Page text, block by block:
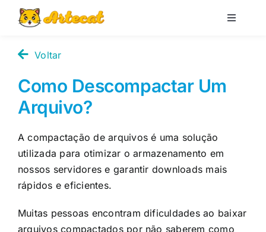
Pular
para
conteúdo
Toggle
Loja
Blog
Carrinho
por:
Voltar
Como Descompactar Um
Arquivo?
A compactação de arquivos é uma solução
utilizada para otimizar o armazenamento em
nossos servidores e garantir downloads mais
rápidos e eficientes.
Muitas pessoas encontram dificuldades ao baixar
arquivos compactados por não saberem como